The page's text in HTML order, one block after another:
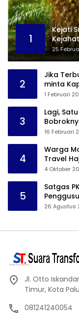
1
Kejati
25
2
Jika
minta
Bangkep
1 Februari
3
Lagi,
Akan
16 Februari
4
Warga
Travel
Ditaksir
4 Oktober
5
Satgas
Bagi
26 Agustus
Jl. Otto
Timur, Kota
081241240054